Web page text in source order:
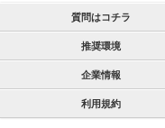
質問はコチラ
推奨環境
企業情報
利用規約